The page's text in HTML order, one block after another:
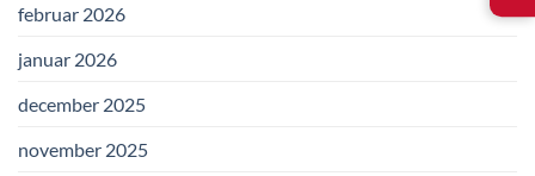
februar 2026
januar 2026
december 2025
november 2025